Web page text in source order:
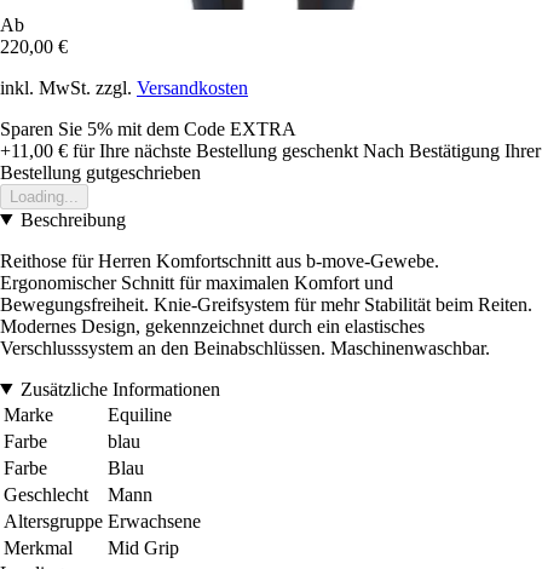
Ab
220,00 €
inkl. MwSt. zzgl. Versandkosten
Sparen Sie 5% mit dem Code EXTRA
+11,00 € für Ihre nächste Bestellung geschenkt Nach Bestätigung Ihrer
Bestellung gutgeschrieben
Loading...
Beschreibung
Reithose für Herren Komfortschnitt aus b-move-Gewebe.
Ergonomischer Schnitt für maximalen Komfort und
Bewegungsfreiheit. Knie-Greifsystem für mehr Stabilität beim Reiten.
Modernes Design, gekennzeichnet durch ein elastisches
Verschlusssystem an den Beinabschlüssen. Maschinenwaschbar.
Zusätzliche Informationen
Marke
Equiline
Farbe
blau
Farbe
Blau
Geschlecht
Mann
Altersgruppe Erwachsene
Merkmal
Mid Grip